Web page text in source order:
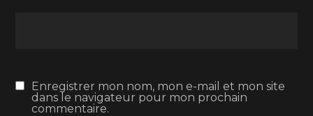
Enregistrer mon nom, mon e-mail et mon site
dans le navigateur pour mon prochain
commentaire.